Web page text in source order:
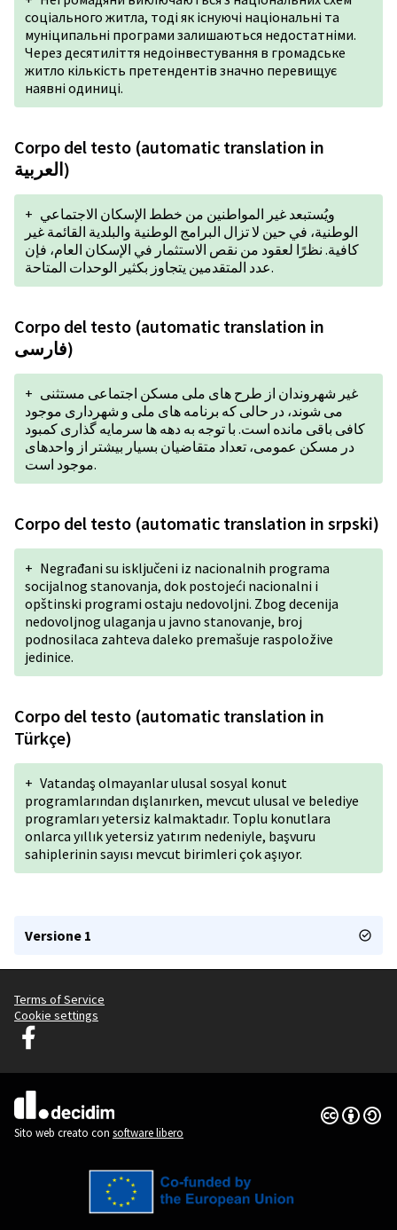
соціального житла, тоді як існуючі національні та
муніципальні програми залишаються недостатніми.
Через десятиліття недоінвестування в громадське
житло кількість претендентів значно перевищує
наявні одиниці.
Corpo del testo (automatic translation in
العربية)
+ ويُستبعد غير المواطنين من خطط الإسكان الاجتماعي
الوطنية، في حين لا تزال البرامج الوطنية والبلدية القائمة غير
كافية. نظرًا لعقود من نقص الاستثمار في الإسكان العام، فإن
عدد المتقدمين يتجاوز بكثير الوحدات المتاحة.
Corpo del testo (automatic translation in
فارسی)
+ غیر شهروندان از طرح های ملی مسکن اجتماعی مستثنی
می شوند، در حالی که برنامه های ملی و شهرداری موجود
کافی باقی مانده است. با توجه به دهه ها سرمایه گذاری کمبود
در مسکن عمومی، تعداد متقاضیان بسیار بیشتر از واحدهای
موجود است.
Corpo del testo (automatic translation in srpski)
+ Negrađani su isključeni iz nacionalnih programa
socijalnog stanovanja, dok postojeći nacionalni i
opštinski programi ostaju nedovoljni. Zbog decenija
nedovoljnog ulaganja u javno stanovanje, broj
podnosilaca zahteva daleko premašuje raspoložive
jedinice.
Corpo del testo (automatic translation in
Türkçe)
+ Vatandaş olmayanlar ulusal sosyal konut
programlarından dışlanırken, mevcut ulusal ve belediye
programları yetersiz kalmaktadır. Toplu konutlara
onlarca yıllık yetersiz yatırım nedeniyle, başvuru
sahiplerinin sayısı mevcut birimleri çok aşıyor.
Versione 1
Terms of Service
Cookie settings
Decidim Lubiana su Facebook
(Collegamento esterno)
Sito web creato con software libero
Licenza